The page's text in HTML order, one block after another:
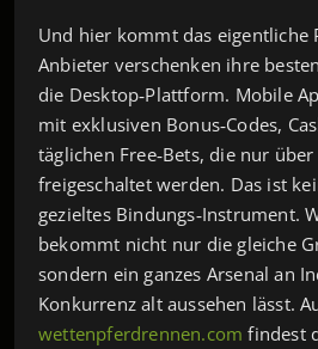
Und hier kommt das eigentliche
Anbieter verschenken ihre
die Desktop‑Plattform. Mobile
mit exklusiven Bonus‑Codes,
täglichen Free‑Bets, die nur
freigeschaltet werden. Das ist
gezieltes Bindungs‑Instrument.
bekommt nicht nur die gleiche
sondern ein ganzes Arsenal an
Konkurrenz alt aussehen lässt.
wettenpferdrennen.com findest